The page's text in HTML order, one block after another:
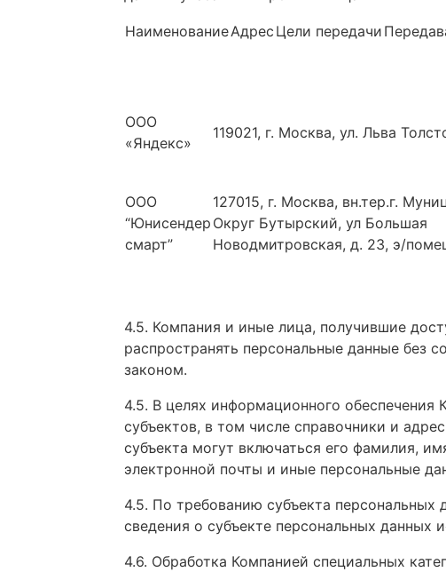
НаименованиеАдрес Цели передачи
ООО
«Яндекс»
119021, г. Москва, ул. Льва
ООО
“Юнисендер
смарт”
127015, г. Москва, вн.тер.г.
Округ Бутырский, ул Большая
Новодмитровская, д. 23, э/
4.5. Компания и иные лица, получившие
распространять персональные данные без
законом.
4.5. В целях информационного
субъектов, в том числе справочники и
субъекта могут включаться его фамилия,
электронной почты и иные персональные
4.5. По требованию субъекта
сведения о субъекте персональных
4.6. Обработка Компанией специальных